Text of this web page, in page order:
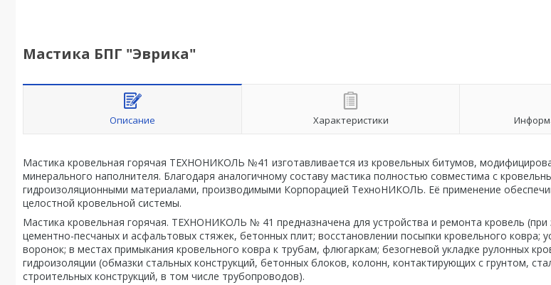
Мастика БПГ "Эврика"
Описание Характеристики
Мастика кровельная горячая ТЕХНОНИКОЛЬ №41 изготавливается из кровельных битумов,
минерального наполнителя. Благодаря аналогичному составу мастика полностью совместима с
гидроизоляционными материалами, производимыми Корпорацией ТехноНИКОЛЬ. Её применение
целостной кровельной системы.
Мастика кровельная горячая. ТЕХНОНИКОЛЬ № 41 предназначена для устройства и ремонта кровель
цементно-песчаных и асфальтовых стяжек, бетонных плит; восстановлении посыпки кровельного ковра;
воронок; в местах примыкания кровельного ковра к трубам, флюгаркам; безогневой укладке рулонных
гидроизоляции (обмазки стальных конструкций, бетонных блоков, колонн, контактирующих с грунтом,
строительных конструкций, в том числе трубопроводов).